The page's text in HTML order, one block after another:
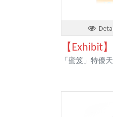
【Exhibit】
「蜜笈」特優